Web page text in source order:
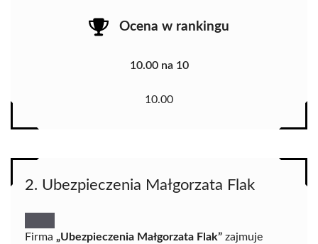
Ocena w rankingu
10.00 na 10
10.00
2. Ubezpieczenia Małgorzata Flak
Firma „Ubezpieczenia Małgorzata Flak” zajmuje